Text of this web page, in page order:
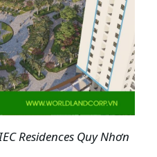
Residences Quy Nhơn